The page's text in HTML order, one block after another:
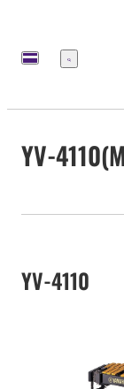
Menu
YV-
YV-4110